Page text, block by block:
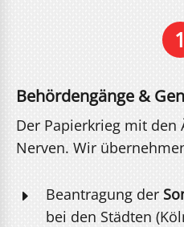
1
Behördengänge &
Der Papierkrieg mit den
Nerven. Wir
E Beantragung der
bei den Städten